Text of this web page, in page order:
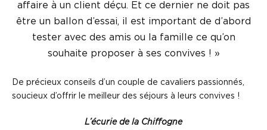
affaire à un client déçu. Et ce dernier ne doit pas
être un ballon d’essai, il est important de d’abord
tester avec des amis ou la famille ce qu’on
souhaite proposer à ses convives ! »
De précieux conseils d’un couple de cavaliers passionnés,
soucieux d’offrir le meilleur des séjours à leurs convives !
L’écurie de la Chiffogne